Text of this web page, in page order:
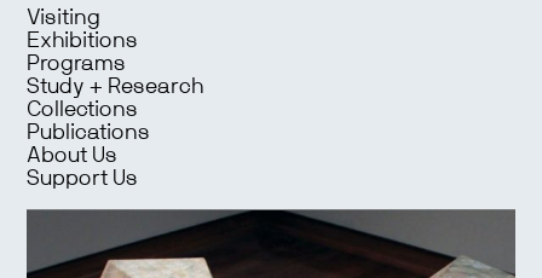
Visiting
Exhibitions
Programs
Study + Research
Collections
Publications
About Us
Support Us